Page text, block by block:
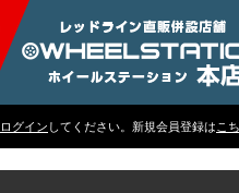
ログイン してください。新規会員登録は こ